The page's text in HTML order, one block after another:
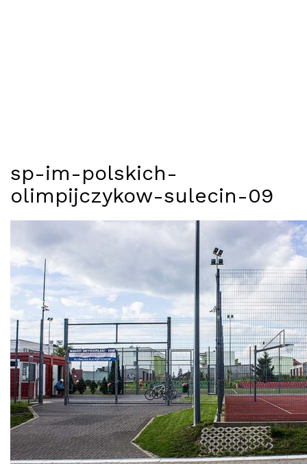
sp-im-polskich-
olimpijczykow-sulecin-09